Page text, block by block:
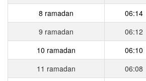
8 ramadan
06:14
9 ramadan
06:12
10 ramadan
06:10
11 ramadan
06:08